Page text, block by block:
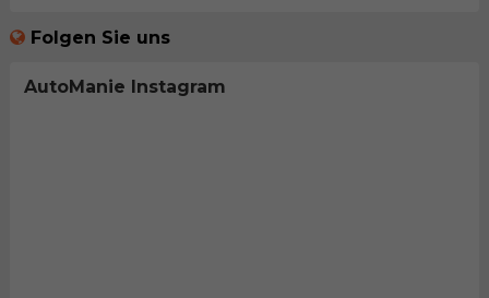
Folgen Sie uns
AutoManie Instagram